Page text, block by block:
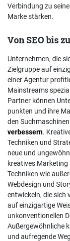
Verbindung zu
Marke stärken.
Von SEO bis
Unternehmen, die
Zielgruppe auf
einer Agentur
Mainstreams
Partner können
punkten und ihre
den
verbessern.
Techniken und
neue und
kreatives
Techniken wie
Webdesign und
entwickeln, die sich
auf einzigartige
unkonventionellen
Außergewöhnliche
und aufregende